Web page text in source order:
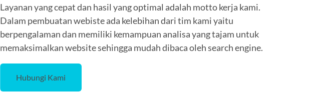
Layanan yang cepat dan hasil yang optimal adalah motto kerja kami.
Dalam pembuatan webiste ada kelebihan dari tim kami yaitu
berpengalaman dan memiliki kemampuan analisa yang tajam untuk
memaksimalkan website sehingga mudah dibaca oleh search engine.
Hubungi Kami